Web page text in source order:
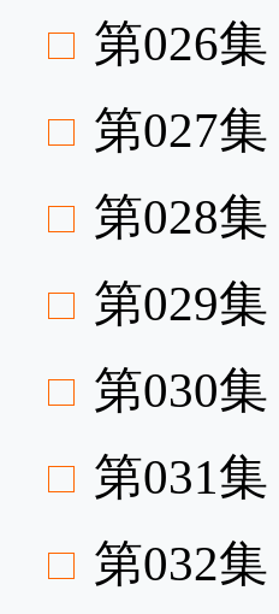
第026集
第027集
第028集
第029集
第030集
第031集
第032集